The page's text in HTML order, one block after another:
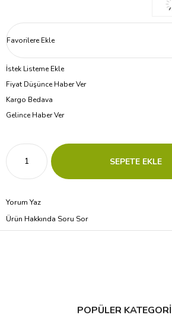
Favorilere Ekle
İstek Listeme Ekle
Fiyat Düşünce Haber Ver
Kargo Bedava
Gelince Haber Ver
Yorum Yaz
Ürün Hakkında Soru Sor
POPÜLER